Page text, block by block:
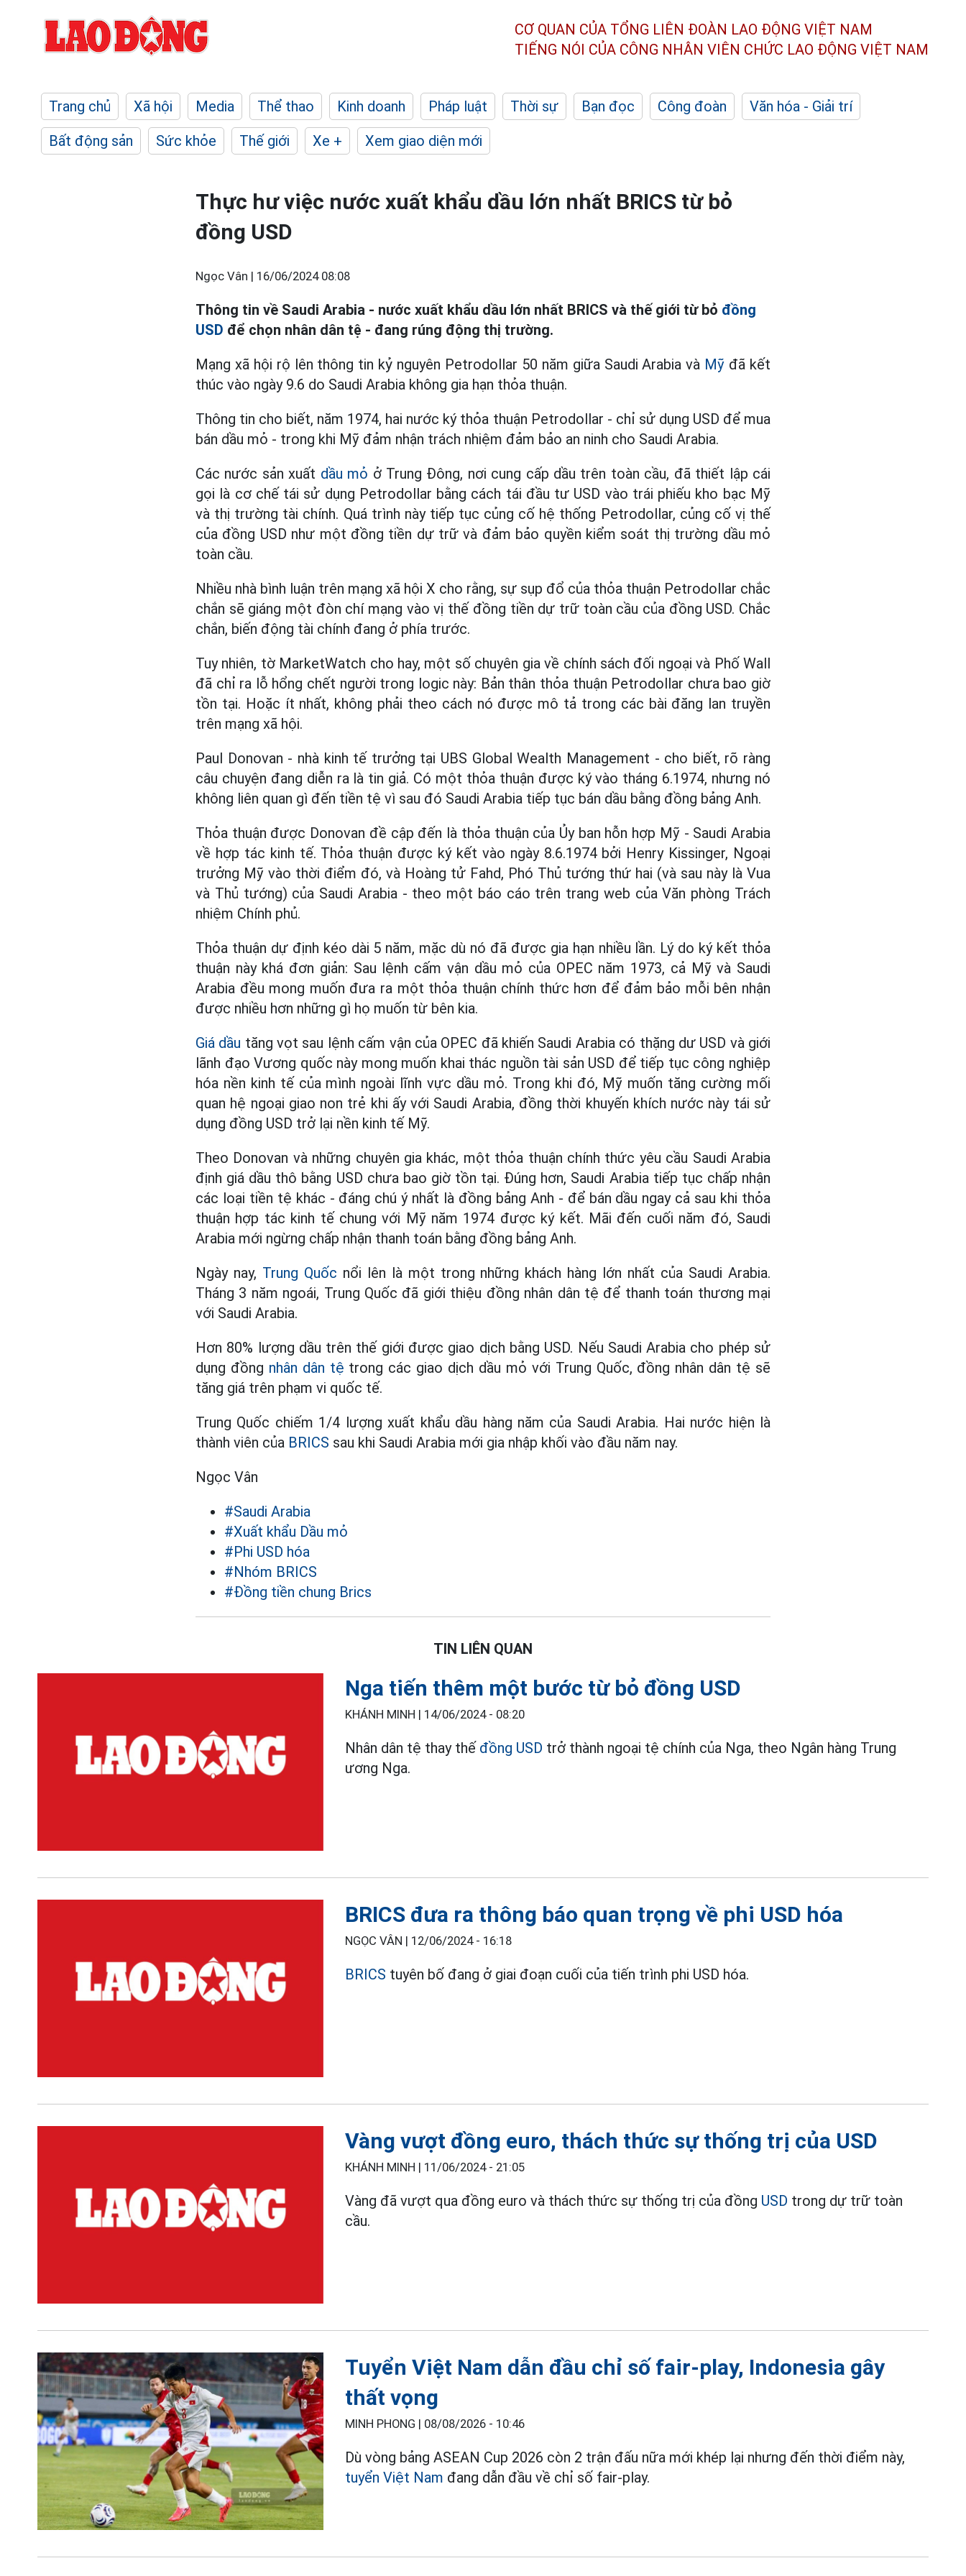
CƠ QUAN CỦA TỔNG LIÊN ĐOÀN LAO ĐỘNG VIỆT NAM
TIẾNG NÓI CỦA CÔNG NHÂN VIÊN CHỨC LAO ĐỘNG VIỆT NAM
Trang chủ Xã hội Media Thể thao Kinh doanh Pháp luật Thời sự Bạn đọc Công đoàn
Văn hóa - Giải trí
Bất động sản
Sức khỏe Thế giới Xe + Xem giao diện mới
Thực hư việc nước xuất khẩu dầu lớn nhất BRICS từ bỏ
đồng USD
Ngọc Vân | 16/06/2024 08:08
Thông tin về Saudi Arabia - nước xuất khẩu dầu lớn nhất BRICS và thế giới từ bỏ đồng
USD để chọn nhân dân tệ - đang rúng động thị trường.
Mạng xã hội rộ lên thông tin kỷ nguyên Petrodollar 50 năm giữa Saudi Arabia và Mỹ đã kết
thúc vào ngày 9.6 do Saudi Arabia không gia hạn thỏa thuận.
Thông tin cho biết, năm 1974, hai nước ký thỏa thuận Petrodollar - chỉ sử dụng USD để mua
bán dầu mỏ - trong khi Mỹ đảm nhận trách nhiệm đảm bảo an ninh cho Saudi Arabia.
Các nước sản xuất dầu mỏ ở Trung Đông, nơi cung cấp dầu trên toàn cầu, đã thiết lập cái
gọi là cơ chế tái sử dụng Petrodollar bằng cách tái đầu tư USD vào trái phiếu kho bạc Mỹ
và thị trường tài chính. Quá trình này tiếp tục củng cố hệ thống Petrodollar, củng cố vị thế
của đồng USD như một đồng tiền dự trữ và đảm bảo quyền kiểm soát thị trường dầu mỏ
toàn cầu.
Nhiều nhà bình luận trên mạng xã hội X cho rằng, sự sụp đổ của thỏa thuận Petrodollar chắc
chắn sẽ giáng một đòn chí mạng vào vị thế đồng tiền dự trữ toàn cầu của đồng USD. Chắc
chắn, biến động tài chính đang ở phía trước.
Tuy nhiên, tờ MarketWatch cho hay, một số chuyên gia về chính sách đối ngoại và Phố Wall
đã chỉ ra lỗ hổng chết người trong logic này: Bản thân thỏa thuận Petrodollar chưa bao giờ
tồn tại. Hoặc ít nhất, không phải theo cách nó được mô tả trong các bài đăng lan truyền
trên mạng xã hội.
Paul Donovan - nhà kinh tế trưởng tại UBS Global Wealth Management - cho biết, rõ ràng
câu chuyện đang diễn ra là tin giả. Có một thỏa thuận được ký vào tháng 6.1974, nhưng nó
không liên quan gì đến tiền tệ vì sau đó Saudi Arabia tiếp tục bán dầu bằng đồng bảng Anh.
Thỏa thuận được Donovan đề cập đến là thỏa thuận của Ủy ban hỗn hợp Mỹ - Saudi Arabia
về hợp tác kinh tế. Thỏa thuận được ký kết vào ngày 8.6.1974 bởi Henry Kissinger, Ngoại
trưởng Mỹ vào thời điểm đó, và Hoàng tử Fahd, Phó Thủ tướng thứ hai (và sau này là Vua
và Thủ tướng) của Saudi Arabia - theo một báo cáo trên trang web của Văn phòng Trách
nhiệm Chính phủ.
Thỏa thuận dự định kéo dài 5 năm, mặc dù nó đã được gia hạn nhiều lần. Lý do ký kết thỏa
thuận này khá đơn giản: Sau lệnh cấm vận dầu mỏ của OPEC năm 1973, cả Mỹ và Saudi
Arabia đều mong muốn đưa ra một thỏa thuận chính thức hơn để đảm bảo mỗi bên nhận
được nhiều hơn những gì họ muốn từ bên kia.
Giá dầu tăng vọt sau lệnh cấm vận của OPEC đã khiến Saudi Arabia có thặng dư USD và giới
lãnh đạo Vương quốc này mong muốn khai thác nguồn tài sản USD để tiếp tục công nghiệp
hóa nền kinh tế của mình ngoài lĩnh vực dầu mỏ. Trong khi đó, Mỹ muốn tăng cường mối
quan hệ ngoại giao non trẻ khi ấy với Saudi Arabia, đồng thời khuyến khích nước này tái sử
dụng đồng USD trở lại nền kinh tế Mỹ.
Theo Donovan và những chuyên gia khác, một thỏa thuận chính thức yêu cầu Saudi Arabia
định giá dầu thô bằng USD chưa bao giờ tồn tại. Đúng hơn, Saudi Arabia tiếp tục chấp nhận
các loại tiền tệ khác - đáng chú ý nhất là đồng bảng Anh - để bán dầu ngay cả sau khi thỏa
thuận hợp tác kinh tế chung với Mỹ năm 1974 được ký kết. Mãi đến cuối năm đó, Saudi
Arabia mới ngừng chấp nhận thanh toán bằng đồng bảng Anh.
Ngày nay, Trung Quốc nổi lên là một trong những khách hàng lớn nhất của Saudi Arabia.
Tháng 3 năm ngoái, Trung Quốc đã giới thiệu đồng nhân dân tệ để thanh toán thương mại
với Saudi Arabia.
Hơn 80% lượng dầu trên thế giới được giao dịch bằng USD. Nếu Saudi Arabia cho phép sử
dụng đồng nhân dân tệ trong các giao dịch dầu mỏ với Trung Quốc, đồng nhân dân tệ sẽ
tăng giá trên phạm vi quốc tế.
Trung Quốc chiếm 1/4 lượng xuất khẩu dầu hàng năm của Saudi Arabia. Hai nước hiện là
thành viên của BRICS sau khi Saudi Arabia mới gia nhập khối vào đầu năm nay.
Ngọc Vân
#Saudi Arabia
#Xuất khẩu Dầu mỏ
#Phi USD hóa
#Nhóm BRICS
#Đồng tiền chung Brics
TIN LIÊN QUAN
Nga tiến thêm một bước từ bỏ đồng USD
KHÁNH MINH | 14/06/2024 - 08:20
Nhân dân tệ thay thế đồng USD trở thành ngoại tệ chính của Nga, theo Ngân hàng Trung
ương Nga.
BRICS đưa ra thông báo quan trọng về phi USD hóa
NGỌC VÂN | 12/06/2024 - 16:18
BRICS tuyên bố đang ở giai đoạn cuối của tiến trình phi USD hóa.
Vàng vượt đồng euro, thách thức sự thống trị của USD
KHÁNH MINH | 11/06/2024 - 21:05
Vàng đã vượt qua đồng euro và thách thức sự thống trị của đồng USD trong dự trữ toàn
cầu.
Tuyển Việt Nam dẫn đầu chỉ số fair-play, Indonesia gây
thất vọng
MINH PHONG | 08/08/2026 - 10:46
Dù vòng bảng ASEAN Cup 2026 còn 2 trận đấu nữa mới khép lại nhưng đến thời điểm này,
tuyển Việt Nam đang dẫn đầu về chỉ số fair-play.